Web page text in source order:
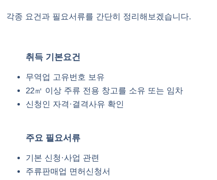
각종 요건과 필요서류를 간단히 정리해보겠습니다.
취득 기본요건
무역업 고유번호 보유
22㎡ 이상 주류 전용 창고를 소유 또는 임차
신청인 자격·결격사유 확인
주요 필요서류
기본 신청·사업 관련
주류판매업 면허신청서